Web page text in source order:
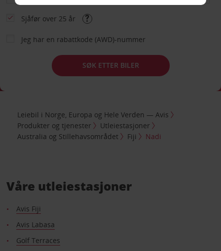
Sjåfør over 25 år
Jeg har en rabattkode (AWD)-nummer
SØK ETTER BILER
Leiebil i Norge, Europa og Hele Verden — Avis
Produkter og tjenester
Utleiestasjoner
Australia og Stillehavsområdet
Fiji Nadi
Våre utleiestasjoner
Avis Fiji
Avis Labasa
Golf Terraces